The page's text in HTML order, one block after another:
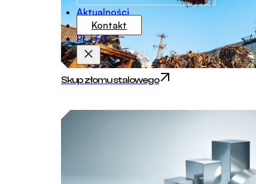
Aktualności
Kontakt
PL | EN
Skup złomu stalowego